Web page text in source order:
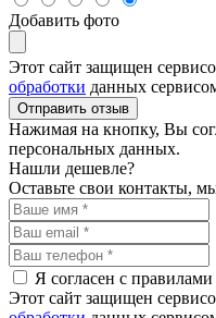
Добавить фото
Этот сайт защищен
обработки данных
Отправить отзыв
Нажимая на кнопку, Вы
персональных данных.
Нашли дешевле?
Оставьте свои контакты,
Я согласен с правилами
Этот сайт защищен